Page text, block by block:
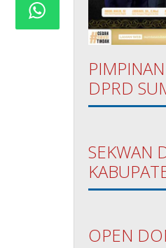
DPRD
SEKWAN
OPEN